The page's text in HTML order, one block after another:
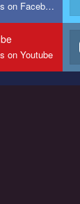
нас
с насилием и
сделать - это
поставить лайк
Join us on Facebook
on Youtube